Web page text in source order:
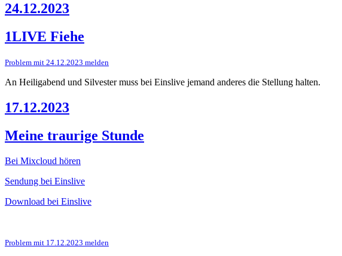
24.12.2023
1LIVE Fiehe
Problem mit 24.12.2023 melden
An Heiligabend und Silvester muss bei Einslive jemand anderes die Stellung halten.
17.12.2023
Meine traurige Stunde
Bei Mixcloud hören
Sendung bei Einslive
Download bei Einslive
Problem mit 17.12.2023 melden